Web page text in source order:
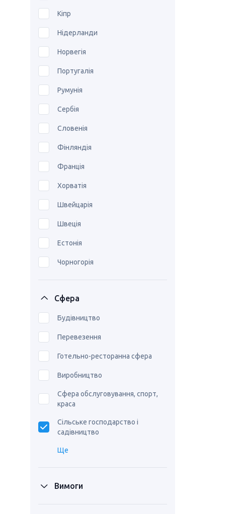
Кіпр
Нідерланди
Норвегія
Португалія
Румунія
Сербія
Словенія
Фінляндія
Франція
Хорватія
Швейцарія
Швеція
Естонія
Чорногорія
Сфера
Будівництво
Перевезення
Готельно-ресторанна сфера
Виробництво
Сфера обслуговування, спорт,
краса
Сільське господарство і
садівництво
Ще
Вимоги